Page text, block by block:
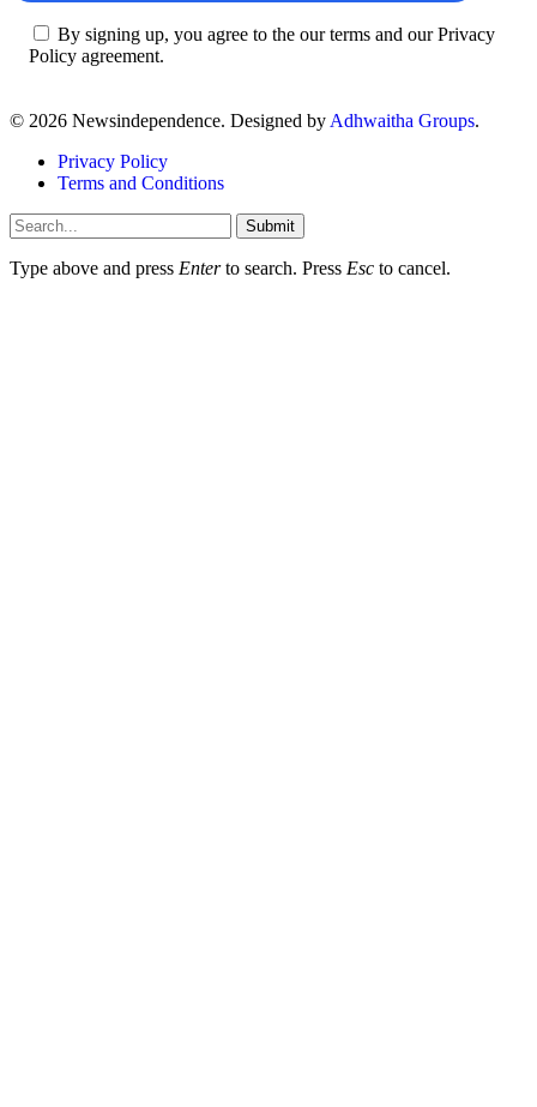
By signing up, you agree to the our terms and our Privacy
Policy agreement.
© 2026 Newsindependence. Designed by Adhwaitha Groups.
Privacy Policy
Terms and Conditions
Submit
Type above and press Enterto search. Press Esc to cancel.